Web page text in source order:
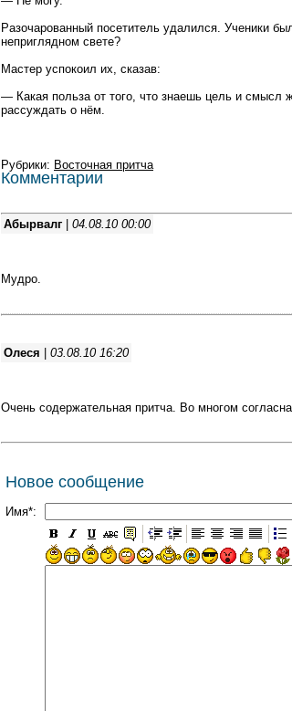
Разочарованный посетитель удалился. Ученики
неприглядном свете?
Мастер успокоил их, сказав:
— Какая польза от того, что знаешь цель и смысл
рассуждать о нём.
Рубрики: Восточная притча
Комментарии
Абырвалг 04.08.10 00:00
Мудро.
Олеся 03.08.10 16:20
Очень содержательная притча. Во многом
Новое сообщение
Имя*: